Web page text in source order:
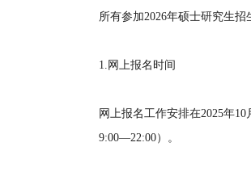
所有参加2026年硕士研究生招
1.网上报名时间
网上报名工作安排在2025年
9:00—22:00）。